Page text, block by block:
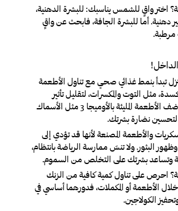
اختر واقٍ للشمس يناسبك: للبشرة الدهنية،
دهنية. أما للبشرة الجافة، فابحث عن واقٍ
تبدأ بنمط غذائي صحي مع تناول الأطعمة
مثل التوت والمكسرات، لتقليل تأثير
العوامل الضارة، وأضف الأطعمة المليئة بالأوميجا 3 مثل الأسماك
نضارة بشرتك.
والأطعمة المصنعة لأنها قد تؤدي إلى
البثور. ولا تنسَ ممارسة الرياضة بانتظام،
وتساعد بشرتك على التخلص من السموم.
احرص على تناول كمية كافية من الزنك
الأطعمة أو المكملات، فدورهما أساسي في
الكولاجين.